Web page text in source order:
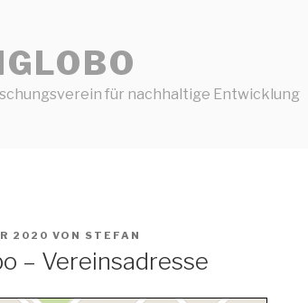
für nachhaltige Entwicklung
2020 VON STEFAN
– Vereinsadresse